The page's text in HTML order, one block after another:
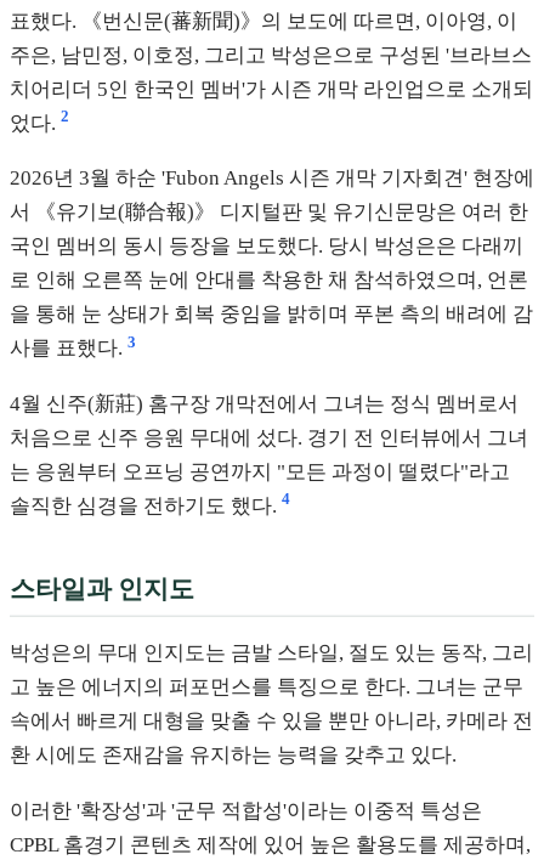
표했다. 《번신문(蕃新聞)》의 보도에 따르면, 이아영, 이
주은, 남민정, 이호정, 그리고 박성은으로 구성된 '브라브스
치어리더 5인 한국인 멤버'가 시즌 개막 라인업으로 소개되
었다. 2
2026년 3월 하순 'Fubon Angels 시즌 개막 기자회견' 현장에
서 《유기보(聯合報)》 디지털판 및 유기신문망은 여러 한
국인 멤버의 동시 등장을 보도했다. 당시 박성은은 다래끼
로 인해 오른쪽 눈에 안대를 착용한 채 참석하였으며, 언론
을 통해 눈 상태가 회복 중임을 밝히며 푸본 측의 배려에 감
사를 표했다. 3
4월 신주(新莊) 홈구장 개막전에서 그녀는 정식 멤버로서
처음으로 신주 응원 무대에 섰다. 경기 전 인터뷰에서 그녀
는 응원부터 오프닝 공연까지 "모든 과정이 떨렸다"라고
솔직한 심경을 전하기도 했다. 4
스타일과 인지도
박성은의 무대 인지도는 금발 스타일, 절도 있는 동작, 그리
고 높은 에너지의 퍼포먼스를 특징으로 한다. 그녀는 군무
속에서 빠르게 대형을 맞출 수 있을 뿐만 아니라, 카메라 전
환 시에도 존재감을 유지하는 능력을 갖추고 있다.
이러한 '확장성'과 '군무 적합성'이라는 이중적 특성은
CPBL 홈경기 콘텐츠 제작에 있어 높은 활용도를 제공하며,